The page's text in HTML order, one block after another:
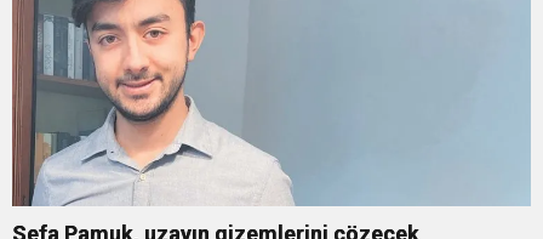
Sefa Pamuk, uzayın gizemlerini çözecek